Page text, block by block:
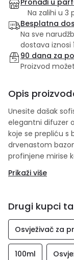
Na zalihi u 3
Besplatna
Na sve
dostava iznosi
90 dana za
Proizvod
Opis
Unesite dašak
elegantni difuzer
koje se prepliću
drvenastom
profinjene mirise
Prikaži više
Drugi kupci
Osvježivač za
100ml